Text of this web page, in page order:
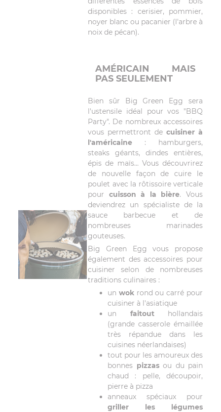
disponibles : cerisier, pommier,
noyer blanc ou pacanier (l'arbre à
noix de pécan).
AMÉRICAIN MAIS
PAS SEULEMENT
Bien sûr Big Green Egg sera
l'ustensile idéal pour vos "BBQ
Party". De nombreux accessoires
vous permettront de cuisiner à
l'américaine : hamburgers,
steaks géants, dindes entières,
épis de maïs... Vous découvrirez
de nouvelle façon de cuire le
poulet avec la rôtissoire verticale
pour cuisson à la bière. Vous
deviendrez un spécialiste de la
sauce barbecue et de
nombreuses marinades
gouteuses.
Big Green Egg vous propose
également des accessoires pour
cuisiner selon de nombreuses
traditions culinaires :
un wok rond ou carré pour
cuisiner à l'asiatique
un faitouthollandais
(grande casserole émaillée
très répandue dans les
cuisines néerlandaises)
tout pour les amoureux des
bonnes pizzasou du pain
chaud : pelle, découpoir,
pierre à pizza
anneaux spéciaux pour
griller les légumes